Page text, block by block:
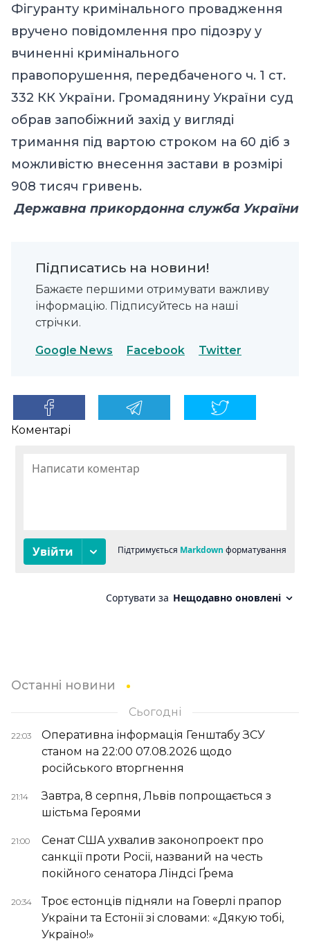
Фігуранту кримінального провадження
вручено повідомлення про підозру у
вчиненні кримінального
правопорушення, передбаченого ч. 1 ст.
332 КК України. Громадянину України суд
обрав запобіжний захід у вигляді
тримання під вартою строком на 60 діб з
можливістю внесення застави в розмірі
908 тисяч гривень.
Державна прикордонна служба України
Підписатись на новини!
Бажаєте першими отримувати важливу
інформацію. Підписуйтесь на наші
стрічки.
Google News Facebook Twitter
Коментарі
Останні новини
Сьогодні
22:03
Оперативна інформація Генштабу ЗСУ
станом на 22:00 07.08.2026 щодо
російського вторгнення
21:14
Завтра, 8 серпня, Львів попрощається з
шістьма Героями
21:00
Сенат США ухвалив законопроект про
санкції проти Росії, названий на честь
покійного сенатора Ліндсі Ґрема
20:34
Троє естонців підняли на Говерлі прапор
України та Естонії зі словами: «Дякую тобі,
Україно!»